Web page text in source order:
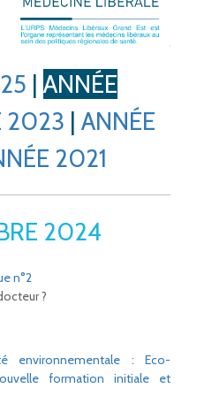
| ANNÉE
2023 | ANNÉE
2021
2024
n°2
?
environnementale : Eco-
formation initiale et